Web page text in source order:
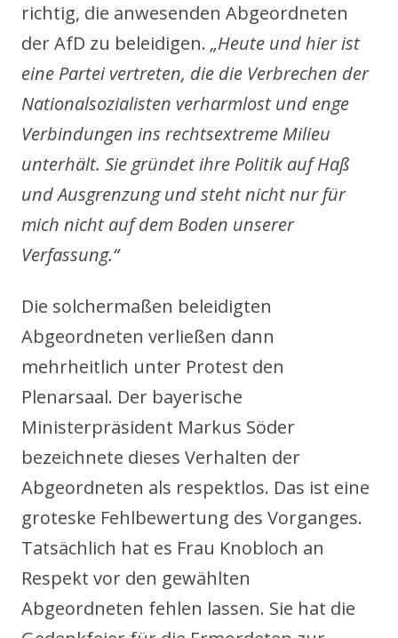
richtig, die anwesenden Abgeordneten
der AfD zu beleidigen. „Heute und hier ist
eine Partei vertreten, die die Verbrechen der
Nationalsozialisten verharmlost und enge
Verbindungen ins rechtsextreme Milieu
unterhält. Sie gründet ihre Politik auf Haß
und Ausgrenzung und steht nicht nur für
mich nicht auf dem Boden unserer
Verfassung.“
Die solchermaßen beleidigten
Abgeordneten verließen dann
mehrheitlich unter Protest den
Plenarsaal. Der bayerische
Ministerpräsident Markus Söder
bezeichnete dieses Verhalten der
Abgeordneten als respektlos. Das ist eine
groteske Fehlbewertung des Vorganges.
Tatsächlich hat es Frau Knobloch an
Respekt vor den gewählten
Abgeordneten fehlen lassen. Sie hat die